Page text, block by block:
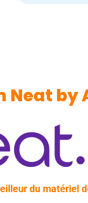
Neat by
du matériel